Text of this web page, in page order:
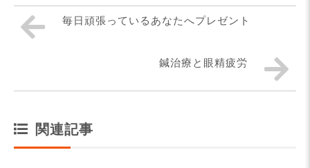
毎日頑張っているあなたへプレゼント
鍼治療と眼精疲労
関連記事